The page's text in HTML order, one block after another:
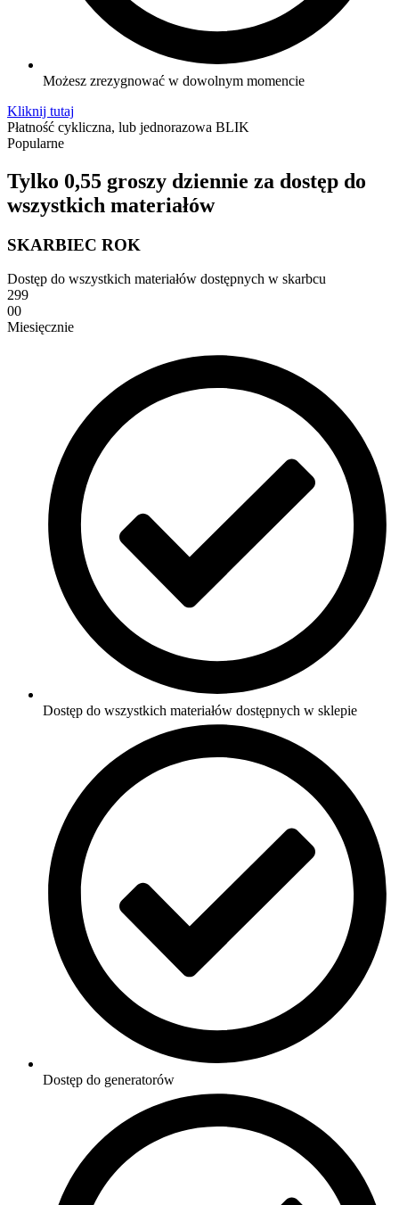
Możesz zrezygnować w dowolnym momencie
Kliknij tutaj
Płatność cykliczna, lub jednorazowa BLIK
Popularne
Tylko 0,55 groszy dziennie za dostęp do
wszystkich materiałów
SKARBIEC ROK
Dostęp do wszystkich materiałów dostępnych w skarbcu
299
00
Miesięcznie
Dostęp do wszystkich materiałów dostępnych w sklepie
Dostęp do generatorów